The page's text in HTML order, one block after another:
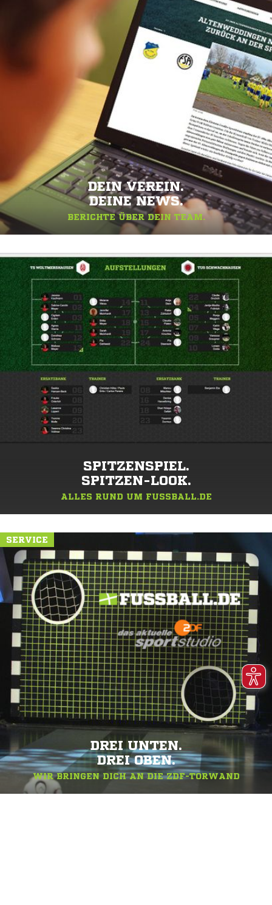
DEIN VEREIN.
DEINE NEWS.
BERICHTE ÜBER DEIN TEAM.
SPITZENSPIEL.
SPITZEN-LOOK.
ALLES RUND UM FUSSBALL.DE
SERVICE
DREI UNTEN.
DREI OBEN.
WIR BRINGEN DICH AN DIE ZDF-TORWAND